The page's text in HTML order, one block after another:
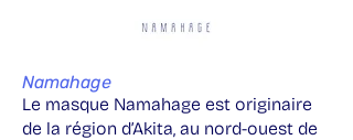
Namahage
Le masque Namahage est originaire
de la région d’Akita, au nord-ouest de